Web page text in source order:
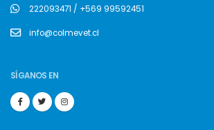
222093471 / +569 99592451
info@colmevet.cl
SÍGANOS EN